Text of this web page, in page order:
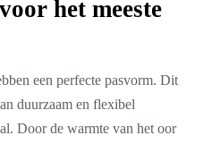
het meeste
een perfecte pasvorm. Dit
duurzaam en flexibel
Door de warmte van het oor